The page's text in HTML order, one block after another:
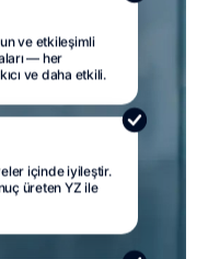
ve etkileşimli
— her
ve daha etkili.
içinde iyileştir.
üreten YZ ile